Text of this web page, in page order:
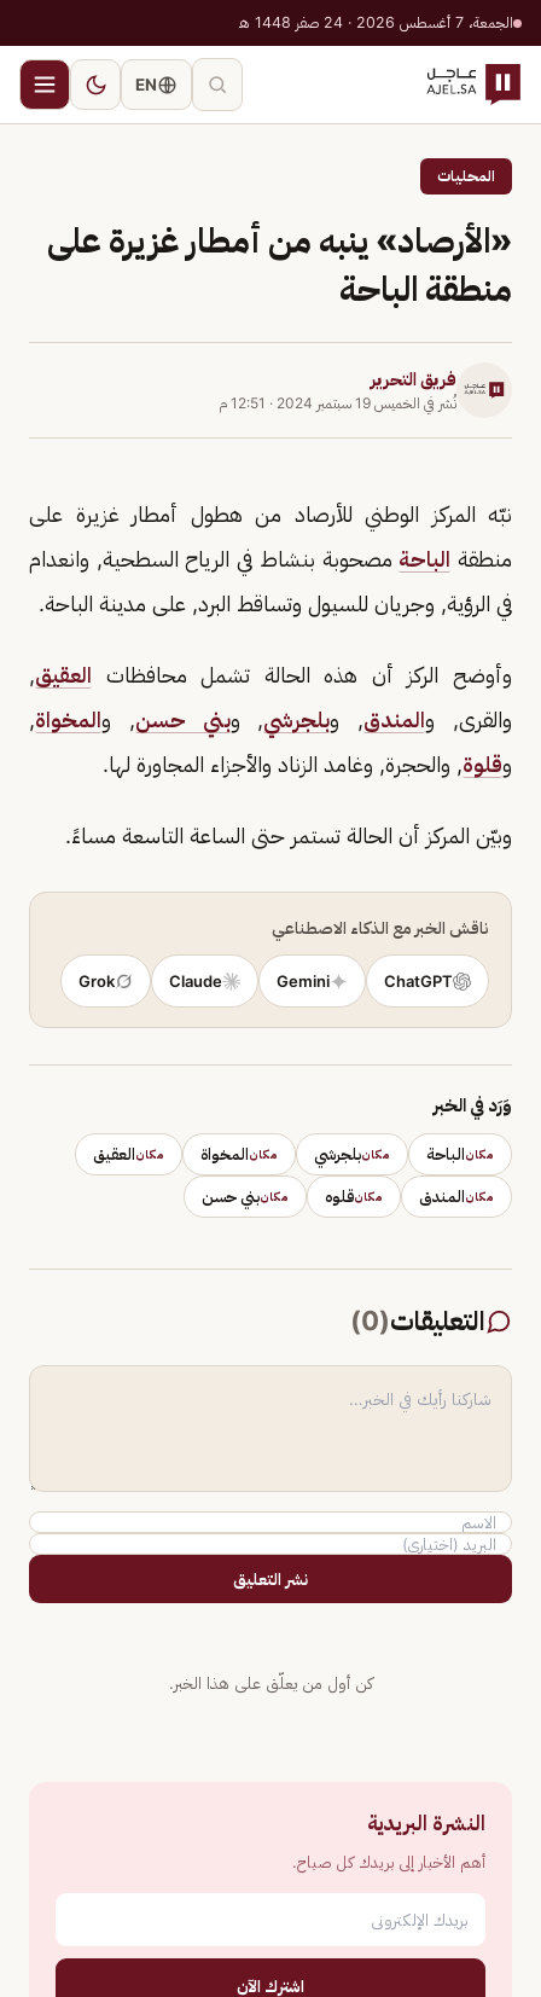
الجمعة، 7 أغسطس 2026 · 24 صفر 1448 هـ
EN
المحليات
«الأرصاد» ينبه من أمطار غزيرة على
منطقة الباحة
فريق التحرير
نُشر في الخميس 19 سبتمبر 2024 · 12:51 م
نبّه المركز الوطني للأرصاد من هطول أمطار غزيرة على
منطقة الباحة مصحوبة بنشاط في الرياح السطحية, وانعدام
في الرؤية, وجريان للسيول وتساقط البرد, على مدينة الباحة.
وأوضح الركز أن هذه الحالة تشمل محافظات العقيق,
والقرى, والمندق, وبلجرشي, وبني حسن, والمخواة,
وقلوة, والحجرة, وغامد الزناد والأجزاء المجاورة لها.
وبيّن المركز أن الحالة تستمر حتى الساعة التاسعة مساءً.
ناقش الخبر مع الذكاء الاصطناعي
ChatGPT
Gemini
Claude
Grok
وَرَد في الخبر
مكانالباحة مكانبلجرشي مكانالمخواة مكانالعقيق
مكانالمندق مكانقلوه مكانبني حسن
التعليقات(
0
)
نشر التعليق
كن أول من يعلّق على هذا الخبر.
النشرة البريدية
أهم الأخبار إلى بريدك كل صباح.
اشترك الآن